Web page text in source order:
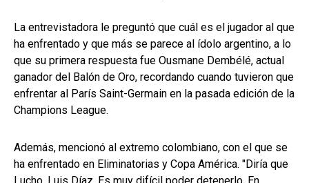
La entrevistadora le preguntó que cuál es el jugador al que
ha enfrentado y que más se parece al ídolo argentino, a lo
que su primera respuesta fue Ousmane Dembélé, actual
ganador del Balón de Oro, recordando cuando tuvieron que
enfrentar al París Saint-Germain en la pasada edición de la
Champions League.
Además, mencionó al extremo colombiano, con el que se
ha enfrentado en Eliminatorias y Copa América. "Diría que